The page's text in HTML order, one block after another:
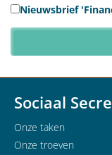
Nieuwsbrief
Sociaal
Onze taken
Onze troeven